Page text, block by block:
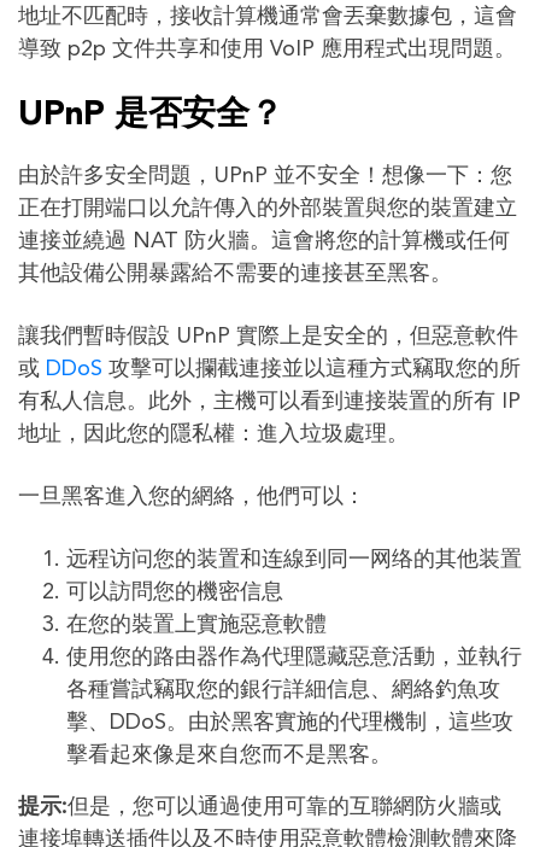
地址不匹配時，接收計算機通常會丟棄數據包，這會
導致 p2p 文件共享和使用 VoIP 應用程式出現問題。
UPnP 是否安全？
由於許多安全問題，UPnP 並不安全！想像一下：您
正在打開端口以允許傳入的外部裝置與您的裝置建立
連接並繞過 NAT 防火牆。這會將您的計算機或任何
其他設備公開暴露給不需要的連接甚至黑客。
讓我們暫時假設 UPnP 實際上是安全的，但惡意軟件
或 DDoS 攻擊可以攔截連接並以這種方式竊取您的所
有私人信息。此外，主機可以看到連接裝置的所有 IP
地址，因此您的隱私權：進入垃圾處理。
一旦黑客進入您的網絡，他們可以：
远程访问您的装置和连線到同一网络的其他装置
可以訪問您的機密信息
在您的裝置上實施惡意軟體
使用您的路由器作為代理隱藏惡意活動，並執行
各種嘗試竊取您的銀行詳細信息、網絡釣魚攻
擊、DDoS。由於黑客實施的代理機制，這些攻
擊看起來像是來自您而不是黑客。
提示:但是，您可以通過使用可靠的互聯網防火牆或
連接埠轉送插件以及不時使用惡意軟體檢測軟體來降